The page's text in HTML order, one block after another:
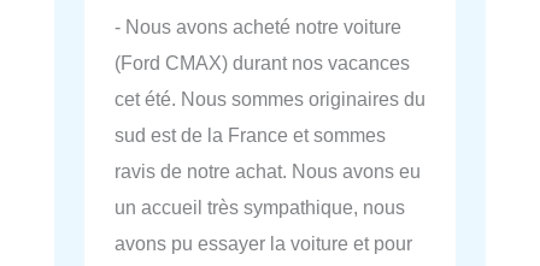
- Nous avons acheté notre voiture
(Ford CMAX) durant nos vacances
cet été. Nous sommes originaires du
sud est de la France et sommes
ravis de notre achat. Nous avons eu
un accueil très sympathique, nous
avons pu essayer la voiture et pour